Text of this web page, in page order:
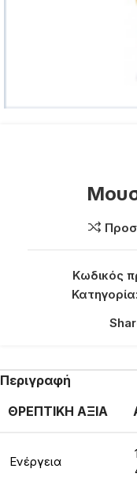
Κωδικός
Κατηγορία:
Περιγραφή
ΘΡΕΠΤΙΚΗ ΑΞΙΑ
Ενέργεια